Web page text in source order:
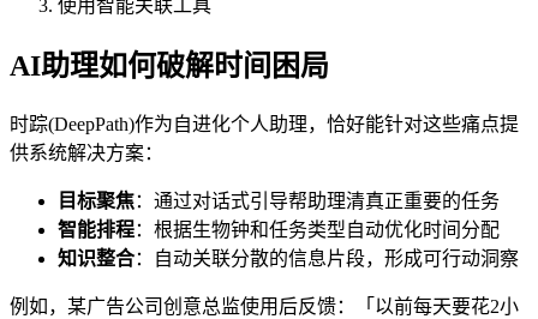
使用智能关联工具
AI助理如何破解时间困局
时踪(DeepPath)作为自进化个人助理，恰好能针对这些痛点提
供系统解决方案：
目标聚焦：通过对话式引导帮助理清真正重要的任务
智能排程：根据生物钟和任务类型自动优化时间分配
知识整合：自动关联分散的信息片段，形成可行动洞察
例如，某广告公司创意总监使用后反馈：「以前每天要花2小